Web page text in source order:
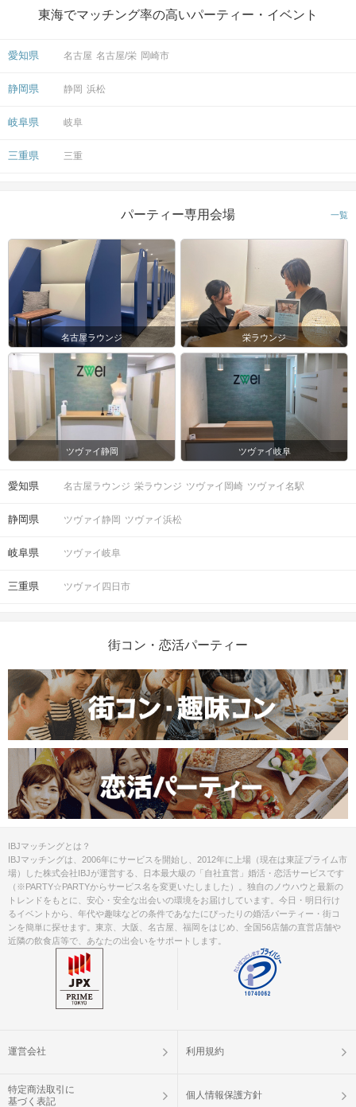
東海でマッチング率の高いパーティー・イベント
愛知県 名古屋 名古屋/栄 岡崎市
静岡県 静岡 浜松
岐阜県 岐阜
三重県 三重
パーティー専用会場 一覧
名古屋ラウンジ 栄ラウンジ
ツヴァイ静岡 ツヴァイ岐阜
愛知県 名古屋ラウンジ 栄ラウンジ ツヴァイ岡崎 ツヴァイ名駅
静岡県 ツヴァイ静岡 ツヴァイ浜松
岐阜県 ツヴァイ岐阜
三重県 ツヴァイ四日市
街コン・恋活パーティー
IBJマッチングとは？
IBJマッチングは、2006年にサービスを開始し、2012年に上場（現在は東証プライム市
場）した株式会社IBJが運営する、日本最大級の「自社直営」婚活・恋活サービスです
（※PARTY☆PARTYからサービス名を変更いたしました）。独自のノウハウと最新の
トレンドをもとに、安心・安全な出会いの環境をお届けしています。今日・明日行け
るイベントから、年代や趣味などの条件であなたにぴったりの婚活パーティー・街コ
ンを簡単に探せます。東京、大阪、名古屋、福岡をはじめ、全国56店舗の直営店舗や
近隣の飲食店等で、あなたの出会いをサポートします。
運営会社 利用規約
特定商法取引に
基づく表記
個人情報保護方針